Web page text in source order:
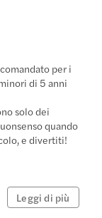
per i
di 5 anni
solo dei
quando
e divertiti!
Leggi di più